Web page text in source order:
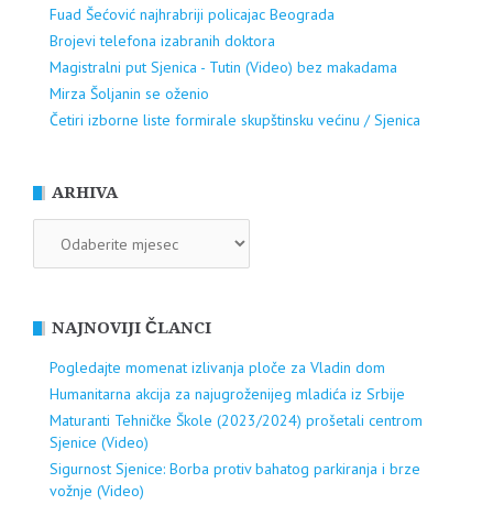
Fuad Šećović najhrabriji policajac Beograda
Brojevi telefona izabranih doktora
Magistralni put Sjenica - Tutin (Video) bez makadama
Mirza Šoljanin se oženio
Četiri izborne liste formirale skupštinsku većinu / Sjenica
ARHIVA
NAJNOVIJI ČLANCI
Pogledajte momenat izlivanja ploče za Vladin dom
Humanitarna akcija za najugroženijeg mladića iz Srbije
Maturanti Tehničke Škole (2023/2024) prošetali centrom
Sjenice (Video)
Sigurnost Sjenice: Borba protiv bahatog parkiranja i brze
vožnje (Video)